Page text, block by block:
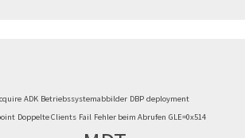
ADK Betriebssystemabbilder DBP deployment
Doppelte Clients Fail Fehler beim Abrufen GLE=0x514